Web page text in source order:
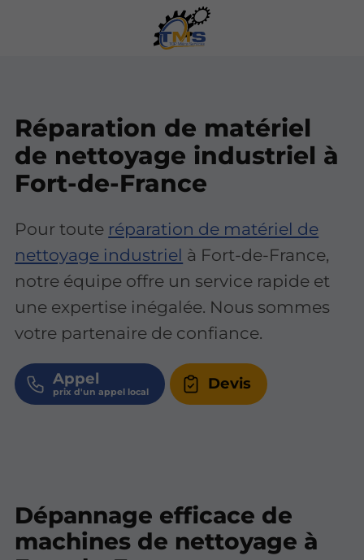
Réparation de matériel
de nettoyage industriel à
Fort-de-France
Pour toute réparation de matériel de
nettoyage industriel à Fort-de-France,
notre équipe offre un service rapide et
une expertise inégalée. Nous sommes
votre partenaire de confiance.
Appel Devis
Dépannage efficace de
machines de nettoyage à